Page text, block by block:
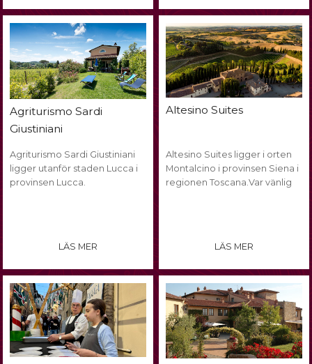
Agriturismo Sardi
Giustiniani
Agriturismo Sardi Giustiniani
ligger utanför staden Lucca i
provinsen Lucca.
LÄS MER
Altesino Suites
Altesino Suites ligger i orten
Montalcino i provinsen Siena i
regionen Toscana.Var vänlig
LÄS MER